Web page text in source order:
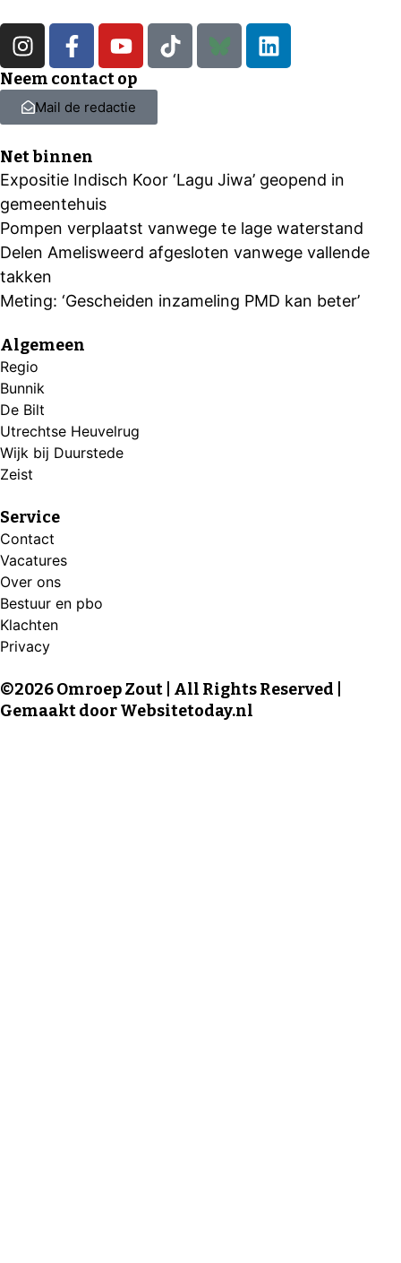
Neem contact op
Mail de redactie
Net binnen
Expositie Indisch Koor ‘Lagu Jiwa’ geopend in
gemeentehuis
Pompen verplaatst vanwege te lage waterstand
Delen Amelisweerd afgesloten vanwege vallende
takken
Meting: ‘Gescheiden inzameling PMD kan beter’
Algemeen
Regio
Bunnik
De Bilt
Utrechtse Heuvelrug
Wijk bij Duurstede
Zeist
Service
Contact
Vacatures
Over ons
Bestuur en pbo
Klachten
Privacy
©2026 Omroep Zout | All Rights Reserved |
Gemaakt doorWebsitetoday.nl